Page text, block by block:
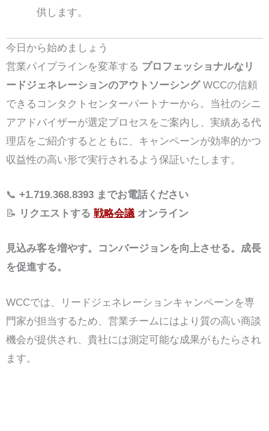
供します。
今日から始めましょう
営業パイプラインを変革する プロフェッショナルなリ
ードジェネレーションのアウトソーシングWCCの信頼
できるコンタクトセンターパートナーから。当社のシニ
アアドバイザーが選定プロセスをご案内し、実績ある代
理店をご紹介するとともに、キャンペーンが効率的かつ
収益性の高い形で実行されるよう保証いたします。
📞 +1.719.368.8393 までお電話ください
📝 リクエストする 戦略会議 オンライン
見込み客を増やす。コンバージョンを向上させる。成長
を促進する。
WCCでは、リードジェネレーションキャンペーンを専
門家が担当するため、営業チームにはより質の高い商談
機会が提供され、貴社には測定可能な成果がもたらされ
ます。